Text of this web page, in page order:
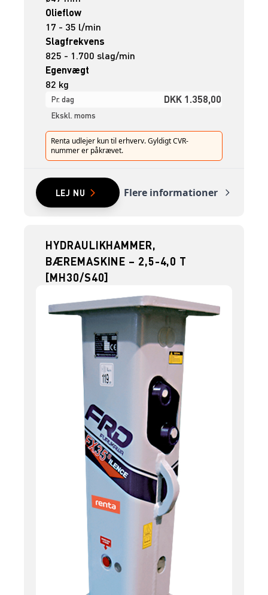
Olieflow
17 - 35 l/min
Slagfrekvens
825 - 1.700 slag/min
Egenvægt
82 kg
Pr. dag DKK 1.358,00
Ekskl. moms
Renta udlejer kun til erhverv. Gyldigt CVR-
nummer er påkrævet.
LEJ NU Flere informationer
HYDRAULIKHAMMER,
BÆREMASKINE – 2,5-4,0 T
[MH30/S40]